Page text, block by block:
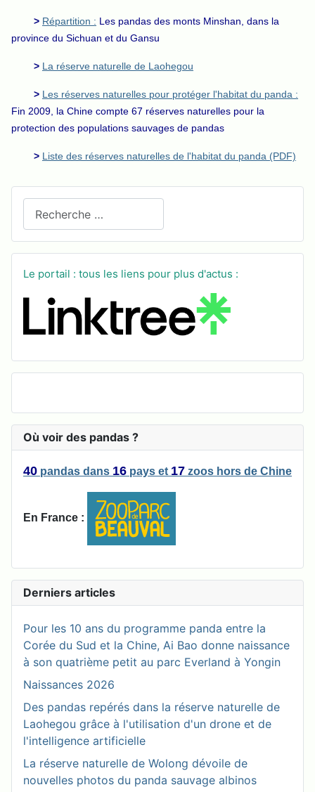
Le portail : tous les liens pour plus d'actus :
Où voir des pandas ?
40 pandas dans 16 pays et 17 zoos hors de Chine
En France :
Derniers articles
Pour les 10 ans du programme panda entre la
Corée du Sud et la Chine, Ai Bao donne naissance
à son quatrième petit au parc Everland à Yongin
Naissances 2026
Des pandas repérés dans la réserve naturelle de
Laohegou grâce à l'utilisation d'un drone et de
l'intelligence artificielle
La réserve naturelle de Wolong dévoile de
nouvelles photos du panda sauvage albinos
> Répartition : Les pandas des monts Minshan, dans la
province du Sichuan et du Gansu
> La réserve naturelle de Laohegou
> Les réserves naturelles pour protéger l'habitat du panda :
Fin 2009, la Chine compte 67 réserves naturelles pour la
protection des populations sauvages de pandas
> Liste des réserves naturelles de l'habitat du panda (PDF)